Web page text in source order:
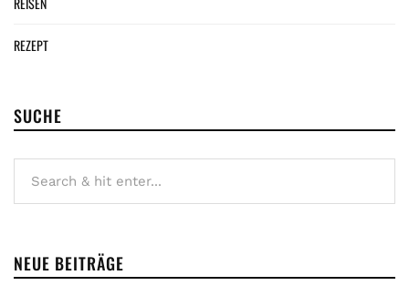
REZEPT
SUCHE
NEUE BEITRÄGE